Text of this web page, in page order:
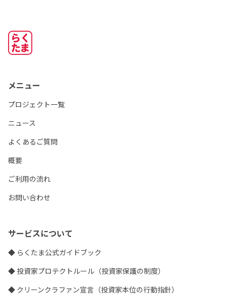
メニュー
プロジェクト一覧
ニュース
よくあるご質問
概要
ご利用の流れ
お問い合わせ
サービスについて
◆ らくたま公式ガイドブック
◆ 投資家プロテクトルール（投資家保護の制度）
◆ クリーンクラファン宣言（投資家本位の行動指針）